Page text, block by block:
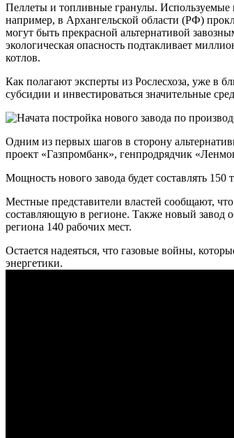
Пеллеты и топливные гранулы. Используемые
например, в Архангельской области (РФ)
могут быть прекрасной альтернативой
экологическая опасность подтакливает
котлов.
Как полагают эксперты из Рослесхоза, уже в
субсидии и инвестироваться значительные
Одним из первых шагов в сторону
проект «Газпромбанк», генпродрядчик
Мощность нового завода будет составлять
Местные представители властей сообщают,
составляющую в регионе. Также новый завод
региона 140 рабочих мест.
Остается надеяться, что газовые войны,
энергетики.